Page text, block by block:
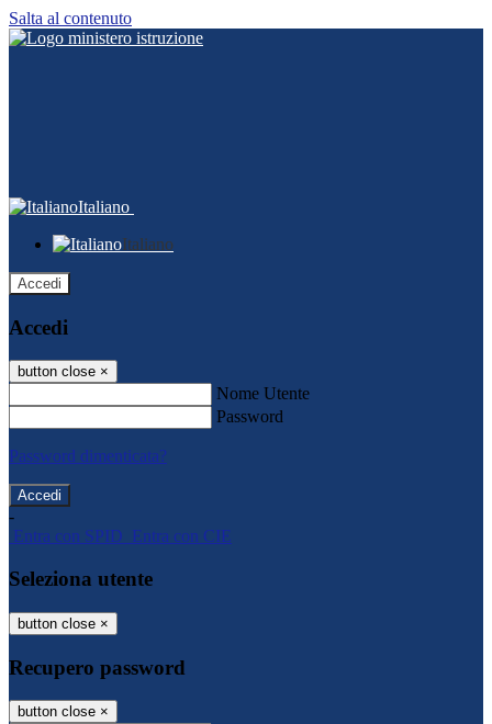
Salta al contenuto
Italiano
Italiano
Accedi
Accedi
button close ×
Nome Utente
Password
Password dimenticata?
-
Entra con SPID Entra con CIE
Seleziona utente
button close ×
Recupero password
button close ×